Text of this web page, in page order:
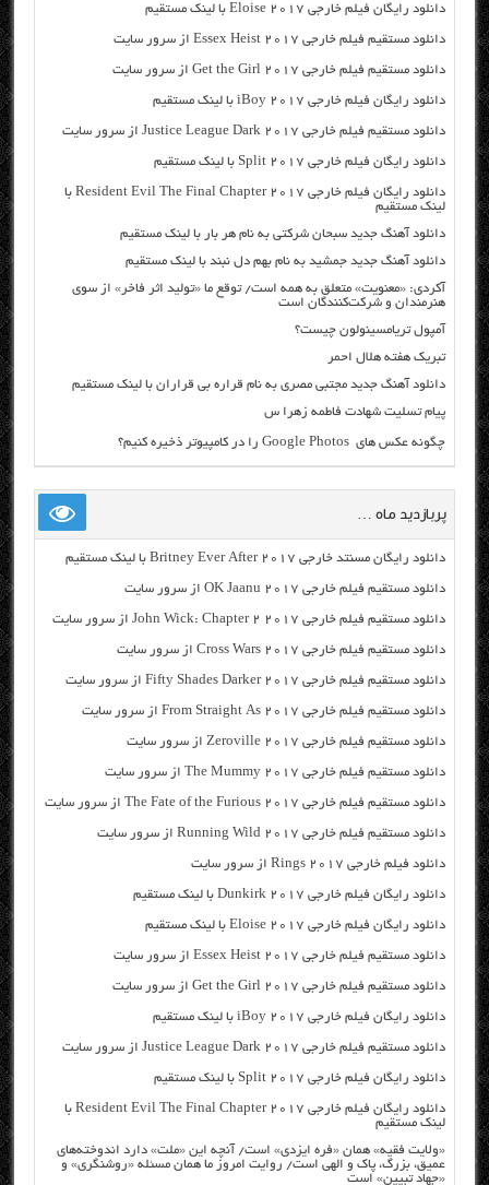
دانلود رایگان فیلم خارجی Eloise 2017 با لینک مستقیم
دانلود مستقیم فیلم خارجی Essex Heist 2017 از سرور سایت
دانلود مستقیم فیلم خارجی Get the Girl 2017 از سرور سایت
دانلود رایگان فیلم خارجی iBoy 2017 با لینک مستقیم
دانلود مستقیم فیلم خارجی Justice League Dark 2017 از سرور سایت
دانلود رایگان فیلم خارجی Split 2017 با لینک مستقیم
دانلود رایگان فیلم خارجی Resident Evil The Final Chapter 2017 با
لینک مستقیم
دانلود آهنگ جدید سبحان شرکتی به نام هر بار با لینک مستقیم
دانلود آهنگ جدید جمشید به نام بهم دل نبند با لینک مستقیم
آکردی: «معنویت» متعلق به همه است/ توقع ما «تولید اثر فاخر» از سوی
هنرمندان و شرکت‌کنندگان است
آمپول تریامسینولون چیست؟
تبریک هفته هلال احمر
دانلود آهنگ جدید مجتبی مصری به نام قراره بی قراران با لینک مستقیم
پیام تسلیت شهادت فاطمه زهرا س
چگونه عکس های Google Photos را در کامپیوتر ذخیره کنیم؟
پربازدید ماه …
دانلود رایگان مسنتد خارجی Britney Ever After 2017 با لینک مستقیم
دانلود مستقیم فیلم خارجی OK Jaanu 2017 از سرور سایت
دانلود مستقیم فیلم خارجی John Wick: Chapter 2 2017 از سرور سایت
دانلود مستقیم فیلم خارجی Cross Wars 2017 از سرور سایت
دانلود مستقیم فیلم خارجی Fifty Shades Darker 2017 از سرور سایت
دانلود مستقیم فیلم خارجی From Straight As 2017 از سرور سایت
دانلود مستقیم فیلم خارجی Zeroville 2017 از سرور سایت
دانلود مستقیم فیلم خارجی The Mummy 2017 از سرور سایت
دانلود مستقیم فیلم خارجی The Fate of the Furious 2017 از سرور سایت
دانلود مستقیم فیلم خارجی Running Wild 2017 از سرور سایت
دانلود فیلم خارجی Rings 2017 از سرور سایت
دانلود رایگان فیلم خارجی Dunkirk 2017 با لینک مستقیم
دانلود رایگان فیلم خارجی Eloise 2017 با لینک مستقیم
دانلود مستقیم فیلم خارجی Essex Heist 2017 از سرور سایت
دانلود مستقیم فیلم خارجی Get the Girl 2017 از سرور سایت
دانلود رایگان فیلم خارجی iBoy 2017 با لینک مستقیم
دانلود مستقیم فیلم خارجی Justice League Dark 2017 از سرور سایت
دانلود رایگان فیلم خارجی Split 2017 با لینک مستقیم
دانلود رایگان فیلم خارجی Resident Evil The Final Chapter 2017 با
لینک مستقیم
«ولایت فقیه» همان «فره ایزدی» است/ آنچه این «ملت» دارد اندوخته‌های
عمیق، بزرگ، پاک و الهی است/ روایت امروز ما همان مسئله «روشنگری» و
«جهاد تبیین» است